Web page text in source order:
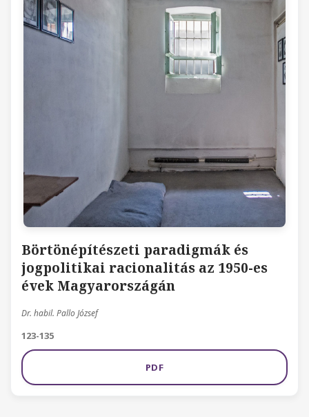
Börtönépítészeti paradigmák és
jogpolitikai racionalitás az 1950-es
évek Magyarországán
Dr. habil. Pallo József
123-135
PDF